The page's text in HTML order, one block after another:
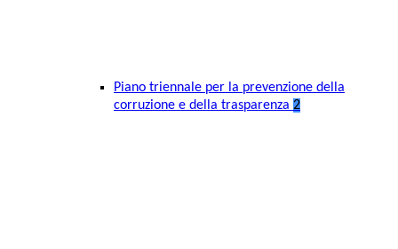
Piano triennale per la prevenzione della
corruzione e della trasparenza 2